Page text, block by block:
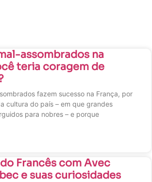
assombrados na
teria coragem de
fazem sucesso na França, por
cultura do país – em que grandes
para nobres – e porque
Francês com Avec
e suas curiosidades